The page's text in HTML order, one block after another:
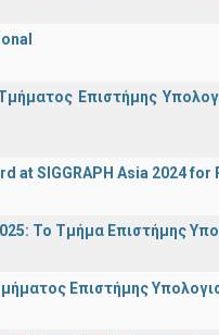
Επιστήμης
at SIGGRAPH Asia 2024
Το Τμήμα Επιστήμης
Επιστήμης